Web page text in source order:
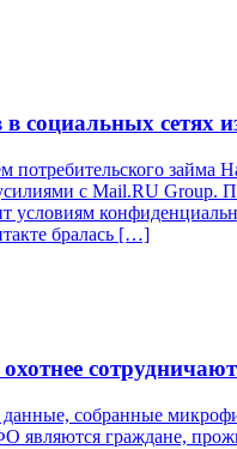
социальных сетях
потребительского
с Mail.RU Group.
условиям
бралась […]
охотнее
собранные
граждане,